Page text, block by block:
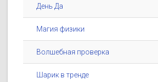
День Да
Магия физики
Волшебная проверка
Шарик в тренде